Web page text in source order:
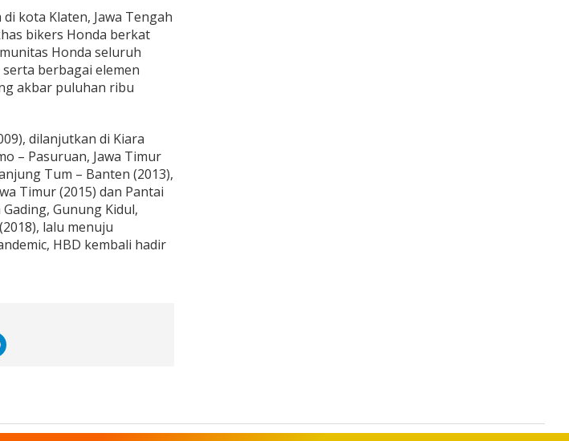
kota Klaten, Jawa Tengah
bikers Honda berkat
Honda seluruh
berbagai elemen
akbar puluhan ribu
dilanjutkan di Kiara
– Pasuruan, Jawa Timur
Tum – Banten (2013),
Timur (2015) dan Pantai
Gunung Kidul,
lalu menuju
HBD kembali hadir